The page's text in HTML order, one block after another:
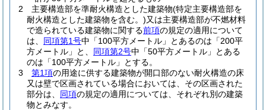
2
主要構造部を準耐火構造とした建築物(特定主要構造部を
耐火構造とした建築物を含む。)又は主要構造部が不燃材料
で造られている建築物に関する前項の規定の適用について
は、 同項第1号中「100平方メートル」とあるのは「200平
方メートル」と、 同項第2号中「50平方メートル」とある
のは「100平方メートル」とする。
3
第1項の用途に供する建築物が開口部のない耐火構造の床
又は壁で区画されている場合においては、その区画された
部分は、 同項の規定の適用については、それぞれ別の建築
物とみなす。